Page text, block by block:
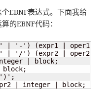
EBNF表达式。下面我给
的EBNF代码：
| '-') (expr1 | oper1)
| '/') (expr2 | oper2)
| block;
')';
| integer | block;